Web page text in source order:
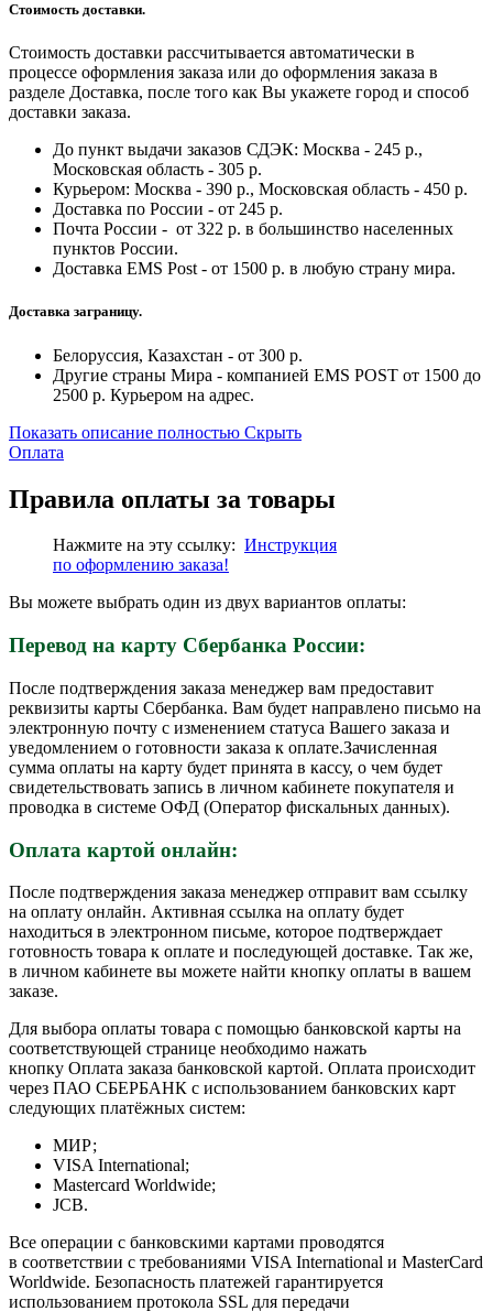
Стоимость доставки.
Стоимость доставки рассчитывается автоматически в
процессе оформления заказа или до оформления заказа в
разделе Доставка, после того как Вы укажете город и способ
доставки заказа.
До пункт выдачи заказов СДЭК: Москва - 245 р.,
Московская область - 305 р.
Курьером: Москва - 390 р., Московская область - 450 р.
Доставка по России - от 245 р.
Почта России - от 322 р. в большинство населенных
пунктов России.
Доставка EMS Post - от 1500 р. в любую страну мира.
Доставка заграницу.
Белоруссия, Казахстан - от 300 р.
Другие страны Мира - компанией EMS POST от 1500 до
2500 р. Курьером на адрес.
Показать описание полностью Скрыть
Оплата
Правила оплаты за товары
Нажмите на эту ссылку: Инструкция
по оформлению заказа!
Вы можете выбрать один из двух вариантов оплаты:
Перевод на карту Сбербанка России:
После подтверждения заказа менеджер вам предоставит
реквизиты карты Сбербанка. Вам будет направлено письмо на
электронную почту с изменением статуса Вашего заказа и
уведомлением о готовности заказа к оплате.Зачисленная
сумма оплаты на карту будет принята в кассу, о чем будет
свидетельствовать запись в личном кабинете покупателя и
проводка в системе ОФД (Оператор фискальных данных).
Оплата картой онлайн:
После подтверждения заказа менеджер отправит вам ссылку
на оплату онлайн. Активная ссылка на оплату будет
находиться в электронном письме, которое подтверждает
готовность товара к оплате и последующей доставке. Так же,
в личном кабинете вы можете найти кнопку оплаты в вашем
заказе.
Для выбора оплаты товара с помощью банковской карты на
соответствующей странице необходимо нажать
кнопку Оплата заказа банковской картой. Оплата происходит
через ПАО СБЕРБАНК с использованием банковских карт
следующих платёжных систем:
МИР;
VISA International;
Mastercard Worldwide;
JCB.
Все операции с банковскими картами проводятся
в соответствии с требованиями VISA International и MasterCard
Worldwide. Безопасность платежей гарантируется
использованием протокола SSL для передачи